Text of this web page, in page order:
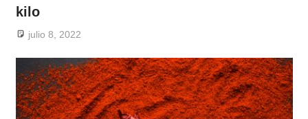
kilo
julio 8, 2022